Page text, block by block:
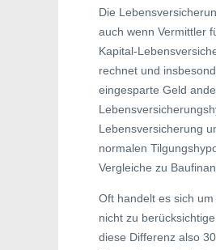
Die
auch wenn Vermittler
Kapital-
rechnet und
eingesparte Geld
Lebensversicherung
normalen
Vergleiche zu
Oft handelt es sich
nicht zu
diese Differenz also